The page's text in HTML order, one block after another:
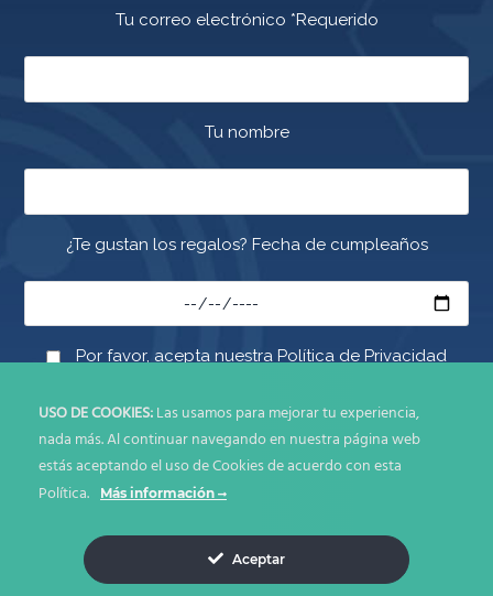
Tu correo electrónico *Requerido
Tu nombre
¿Te gustan los regalos? Fecha de cumpleaños
Por favor, acepta nuestra Política de Privacidad
© Copyright 2026. Todos los derechos reservados IDEA DIRECTA
Términos y Condiciones
Políticas de Uso y Privacidad
USO DE COOKIES:Las usamos para mejorar tu experiencia,
nada más. Al continuar navegando en nuestra página web
estás aceptando el uso de Cookies de acuerdo con esta
Política.
Más información
Aceptar